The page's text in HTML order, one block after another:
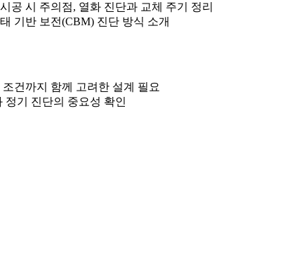
공 시 주의점, 열화 진단과 교체 주기 정리
기반 보전(CBM) 진단 방식 소개
건까지 함께 고려한 설계 필요
정기 진단의 중요성 확인